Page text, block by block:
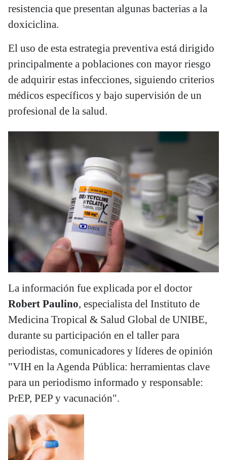
resistencia que presentan algunas bacterias a la
doxiciclina.
El uso de esta estrategia preventiva está dirigido
principalmente a poblaciones con mayor riesgo
de adquirir estas infecciones, siguiendo criterios
médicos específicos y bajo supervisión de un
profesional de la salud.
La información fue explicada por el doctor
Robert Paulino, especialista del Instituto de
Medicina Tropical & Salud Global de UNIBE,
durante su participación en el taller para
periodistas, comunicadores y líderes de opinión
"VIH en la Agenda Pública: herramientas clave
para un periodismo informado y responsable:
PrEP, PEP y vacunación".